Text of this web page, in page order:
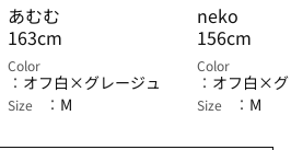
あむむ
163cm
Color
オフ白×グレージュ
Size M
neko
156cm
Color
オフ白×グ
Size M